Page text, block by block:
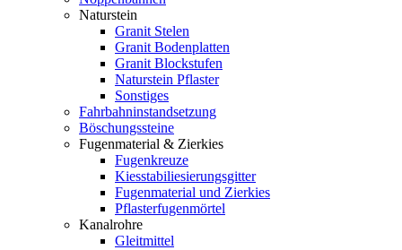
Naturstein
Granit Stelen
Granit Bodenplatten
Granit Blockstufen
Naturstein Pflaster
Sonstiges
Fahrbahninstandsetzung
Böschungssteine
Fugenmaterial & Zierkies
Fugenkreuze
Kiesstabiliesierungsgitter
Fugenmaterial und Zierkies
Pflasterfugenmörtel
Kanalrohre
Gleitmittel